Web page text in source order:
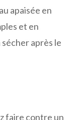
apaisée en
et en
après le
faire contre un